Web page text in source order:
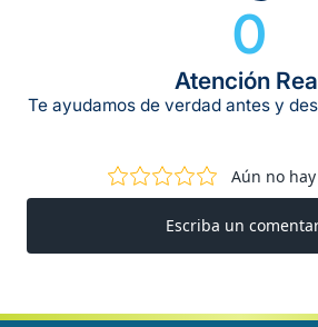
0
Atención
Te ayudamos de verdad antes y